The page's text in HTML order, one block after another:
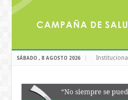
SÁBADO , 8 AGOSTO 2026 Institucional